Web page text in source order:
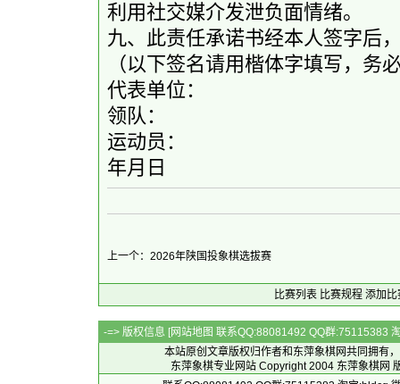
利用社交媒介发泄负面情绪。
九、此责任承诺书经本人签字后
（以下签名请用楷体字填写，务
代表单位：
领队：
运动员：
年月日
上一个：2026年陕国投象棋选拔赛
比赛列表 比赛规程 添加比
-=> 版权信息 [网站地图 联系QQ:88081492 QQ群:75115383
本站原创文章版权归作者和 东萍象棋网共同拥有
东萍象棋专业网站 Copyright 2004 东萍象棋网